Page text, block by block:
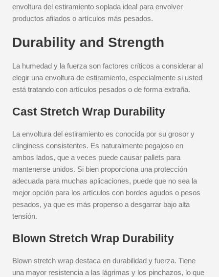
envoltura del estiramiento soplada ideal para envolver
productos afilados o artículos más pesados.
Durability and Strength
La humedad y la fuerza son factores críticos a considerar al
elegir una envoltura de estiramiento, especialmente si usted
está tratando con artículos pesados o de forma extraña.
Cast Stretch Wrap Durability
La envoltura del estiramiento es conocida por su grosor y
clinginess consistentes. Es naturalmente pegajoso en
ambos lados, que a veces puede causar pallets para
mantenerse unidos. Si bien proporciona una protección
adecuada para muchas aplicaciones, puede que no sea la
mejor opción para los artículos con bordes agudos o pesos
pesados, ya que es más propenso a desgarrar bajo alta
tensión.
Blown Stretch Wrap Durability
Blown stretch wrap destaca en durabilidad y fuerza. Tiene
una mayor resistencia a las lágrimas y los pinchazos, lo que